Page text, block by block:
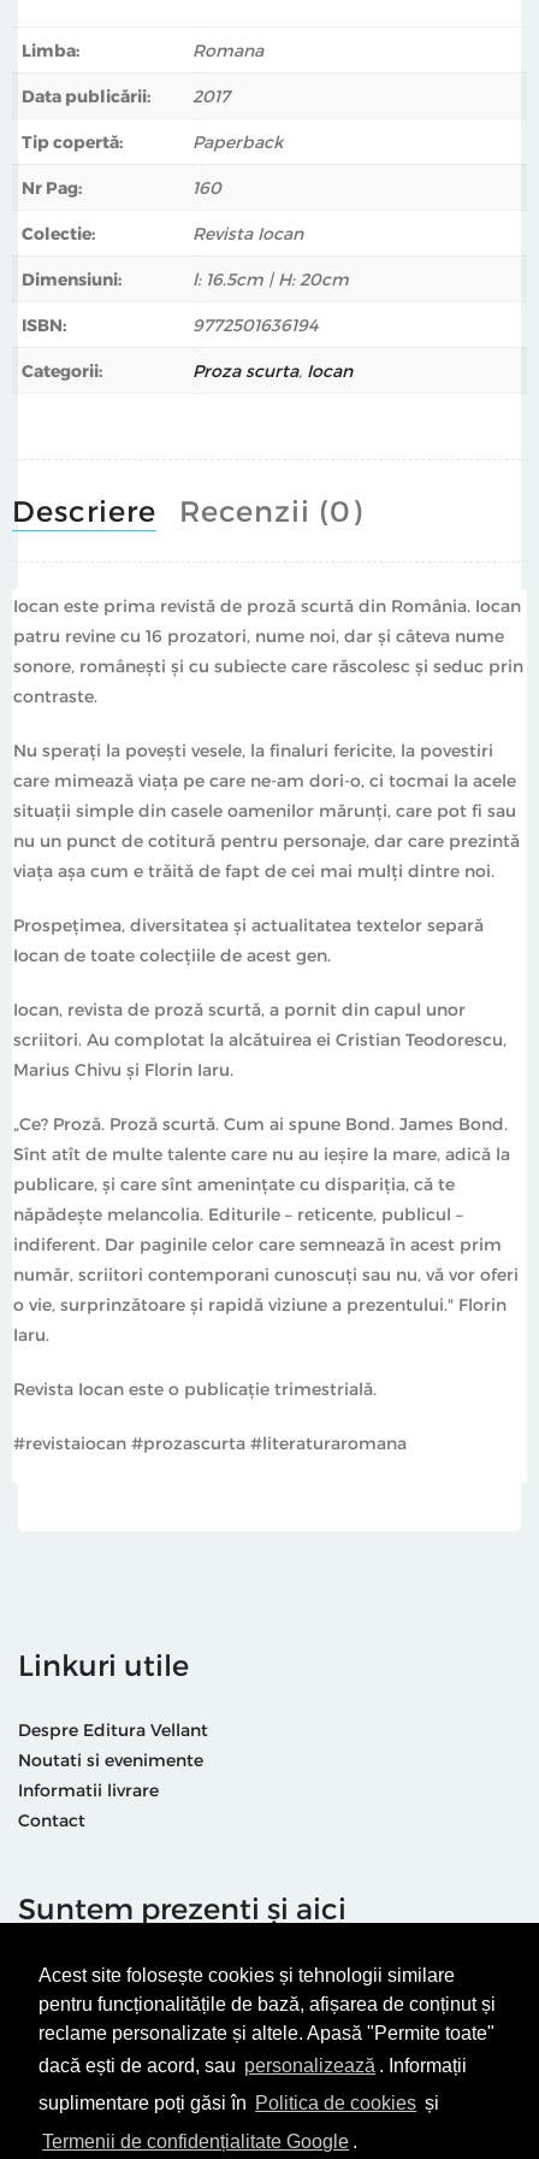
Acest site folosește cookies și tehnologii similare
pentru funcționalitățile de bază, afișarea de conținut și
reclame personalizate și altele. Apasă "Permite toate"
dacă ești de acord, sau personalizează . Informații
suplimentare poți găsi în Politica de cookies și
Termenii de confidențialitate Google .
cunoscuți sau nu, vă vor oferi o vie, surprinzătoare și
Revista Iocan este o publicaţie trimestrială.
#revistaiocan #prozascurta #literaturaromana
Limba: Romana
Data publicării: 2017
Tip copertă: Paperback
Nr Pag: 160
Colectie: Revista Iocan
Dimensiuni: l: 16.5cm | H: 20cm
ISBN: 9772501636194
Categorii: Proza scurta, Iocan
Descriere Recenzii (0)
Iocan este prima revistă de proză scurtă din România. Iocan
patru revine cu 16 prozatori, nume noi, dar şi câteva nume
sonore, românești și cu subiecte care răscolesc și seduc prin
contraste.
Nu sperați la povești vesele, la finaluri fericite, la povestiri
care mimează viața pe care ne-am dori-o, ci tocmai la acele
situații simple din casele oamenilor mărunți, care pot fi sau
nu un punct de cotitură pentru personaje, dar care prezintă
viața așa cum e trăită de fapt de cei mai mulți dintre noi.
Prospeţimea, diversitatea şi actualitatea textelor separă
Iocan de toate colecţiile de acest gen.
Iocan, revista de proză scurtă, a pornit din capul unor
scriitori. Au complotat la alcătuirea ei Cristian Teodorescu,
Marius Chivu și Florin Iaru.
„Ce? Proză. Proză scurtă. Cum ai spune Bond. James Bond.
Sînt atît de multe talente care nu au ieșire la mare, adică la
publicare, și care sînt amenințate cu dispariția, că te
năpădește melancolia. Editurile – reticente, publicul –
indiferent. Dar paginile celor care semnează în acest prim
număr, scriitori contemporani cunoscuți sau nu, vă vor oferi
o vie, surprinzătoare și rapidă viziune a prezentului." Florin
Iaru.
Revista Iocan este o publicaţie trimestrială.
#revistaiocan #prozascurta #literaturaromana
Linkuri utile
Despre Editura Vellant
Noutati si evenimente
Informatii livrare
Contact
Suntem prezenti și aici
Politică de Confidențialitate
ANPC